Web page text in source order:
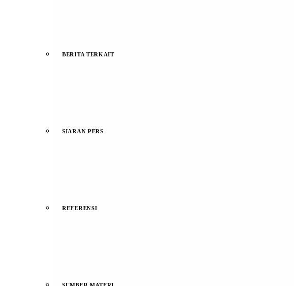
BERITA TERKAIT
SIARAN PERS
REFERENSI